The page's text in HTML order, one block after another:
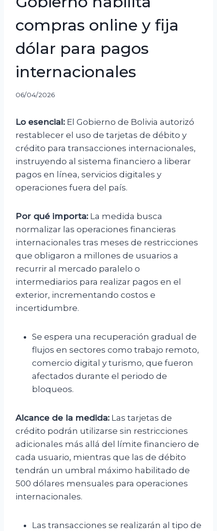
compras online y fija
dólar para pagos
internacionales
06/04/2026
Lo esencial: El Gobierno de Bolivia autorizó
restablecer el uso de tarjetas de débito y
crédito para transacciones internacionales,
instruyendo al sistema financiero a liberar
pagos en línea, servicios digitales y
operaciones fuera del país.
Por qué importa: La medida busca
normalizar las operaciones financieras
internacionales tras meses de restricciones
que obligaron a millones de usuarios a
recurrir al mercado paralelo o
intermediarios para realizar pagos en el
exterior, incrementando costos e
incertidumbre.
Se espera una recuperación gradual de
flujos en sectores como trabajo remoto,
comercio digital y turismo, que fueron
afectados durante el periodo de
bloqueos.
Alcance de la medida: Las tarjetas de
crédito podrán utilizarse sin restricciones
adicionales más allá del límite financiero de
cada usuario, mientras que las de débito
tendrán un umbral máximo habilitado de
500 dólares mensuales para operaciones
internacionales.
Las transacciones se realizarán al tipo de